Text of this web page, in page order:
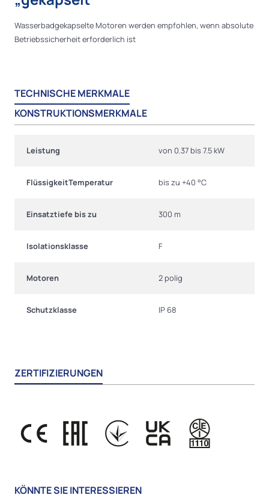
Wasserbadgekapselte Motoren werden empfohlen, wenn absolute
Betriebssicherheit erforderlich ist
TECHNISCHE MERKMALE
KONSTRUKTIONSMERKMALE
Leistung von 0.37 bis 7.5 kW
FlüssigkeitTemperatur bis zu +40 °C
Einsatztiefe bis zu 300 m
Isolationsklasse F
Motoren 2 polig
Schutzklasse IP 68
ZERTIFIZIERUNGEN
KÖNNTE SIE INTERESSIEREN